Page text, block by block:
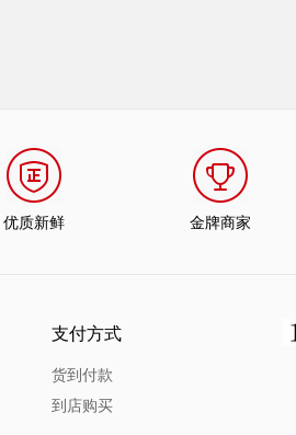
优质新鲜 金牌商家
支付方式
货到付款
到店购买